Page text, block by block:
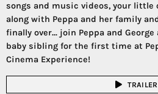
songs and music videos, your little
along with Peppa and her family
finally over... join Peppa and
baby sibling for the first time at
Cinema Experience!
TRAILER